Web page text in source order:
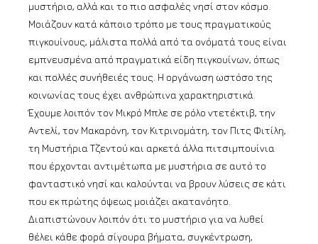
μυστήριο, αλλά και το πιο ασφαλές νησί στον κόσμο.
Μοιάζουν κατά κάποιο τρόπο με τους πραγματικούς
πιγκουίνους, μάλιστα πολλά από τα ονόματά τους είναι
εμπνευσμένα από πραγματικά είδη πιγκουίνων, όπως
και πολλές συνήθειές τους. Η οργάνωση ωστόσο της
κοινωνίας τους έχει ανθρώπινα χαρακτηριστικά.
Έχουμε λοιπόν τον Μικρό Μπλε σε ρόλο ντετέκτιβ, την
Αντελί, τον Μακαρόνη, τον Κιτρινομάτη, τον Πιτς Φιτίλη,
τη Μυστήρια Τζεντού και αρκετά άλλα πιτσιμπουίνια
που έρχονται αντιμέτωπα με μυστήρια σε αυτό το
φανταστικό νησί και καλούνται να βρουν λύσεις σε κάτι
που εκ πρώτης όψεως μοιάζει ακατανόητο.
Διαπιστώνουν λοιπόν ότι το μυστήριο για να λυθεί
θέλει κάθε φορά σίγουρα βήματα, συγκέντρωση,